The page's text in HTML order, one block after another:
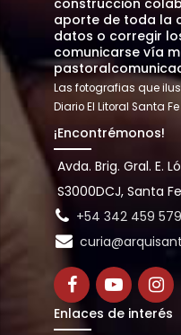
aporte de toda la
datos o corregir
comunicarse vía
Las fotografias que
Diario El Litoral Santa
¡Encontrémonos!
Avda. Brig. Gral. E.
S3000DCJ, Santa
+54 342 459
Enlaces de interés